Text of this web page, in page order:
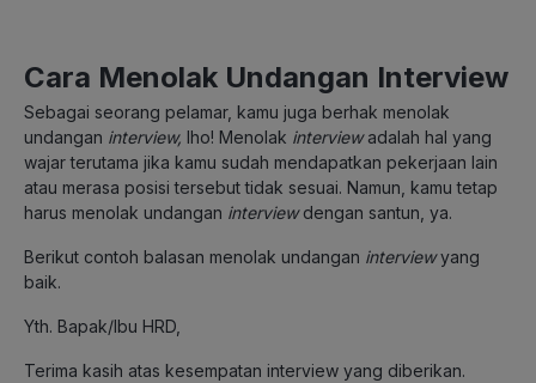
Cara Menolak Undangan Interview
Sebagai seorang pelamar, kamu juga berhak menolak
undangan interview, lho! Menolak interviewadalah hal yang
wajar terutama jika kamu sudah mendapatkan pekerjaan lain
atau merasa posisi tersebut tidak sesuai. Namun, kamu tetap
harus menolak undangan interviewdengan santun, ya.
Berikut contoh balasan menolak undangan interviewyang
baik.
Yth. Bapak/Ibu HRD,
Terima kasih atas kesempatan interview yang diberikan.